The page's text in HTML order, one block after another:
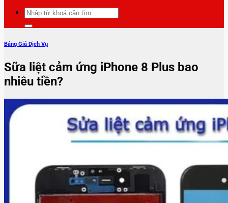
Tìm
kiếm:
Bảng Giá Dịch Vụ
Sữa liệt cảm ứng iPhone 8 Plus bao
nhiêu tiền?